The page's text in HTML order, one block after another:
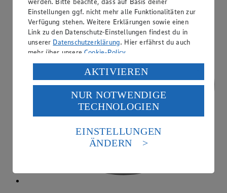
Einstellungen ggf. nicht mehr alle Funktionalitäten zur
Verfügung stehen. Weitere Erklärungen sowie einen
Link zu den Datenschutz-Einstellungen findest du in
unserer Datenschutzerklärung. Hier erfährst du auch
mehr über unsereCookie-Policy.
Verarbeitung deiner personenbezogenen Daten in den
USA durch Facebook und YouTube:
Wenn du auf „Aktivieren“ klickst, willigst du im Sinne
des Art. 49 Abs. 1 Satz 1 lit. a) DSGVO ein, dass deine
Daten in den USA verarbeitet werden. Der EuGH sieht
die USA als Land mit einem nach europäischen
Standards nicht angemessenen Datenschutzniveau an.
Es besteht das Risiko eines Zugriffs durch US-
Informationen zum Herausgeber der Seite findest du
AKTIVIEREN
NUR NOTWENDIGE
TECHNOLOGIEN
EINSTELLUNGEN
ÄNDERN